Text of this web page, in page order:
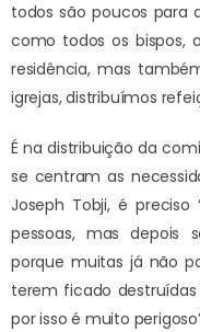
todos são poucos para
como todos os bispos,
residência, mas
igrejas, distribuímos
É na distribuição da
se centram as
Joseph Tobji, é
pessoas, mas depois
porque muitas já não
terem ficado
por isso é muito